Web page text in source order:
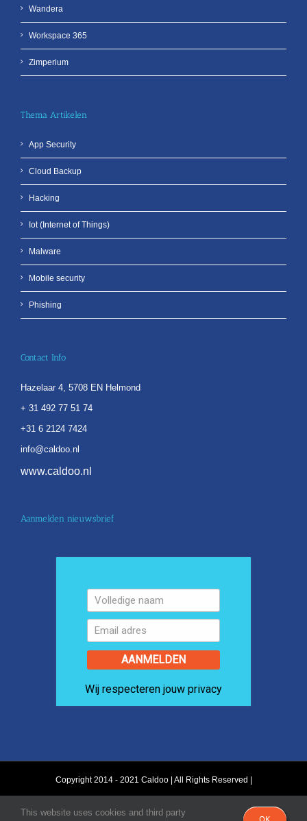
Wandera
Workspace 365
Zimperium
Thema Artikelen
App Security
Cloud Backup
Hacking
Iot (Internet of Things)
Malware
Mobile security
Phishing
Contact Info
Hazelaar 4, 5708 EN Helmond
+ 31 492 77 51 74
+31 6 2124 7424
info@caldoo.nl
www.caldoo.nl
Aanmelden nieuwsbrief
AANMELDEN
Wij respecteren jouw privacy
Copyright 2014 - 2021 Caldoo | All Rights Reserved |
This website uses cookies and third party